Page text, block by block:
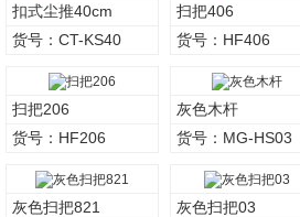
扣式尘推40cm
货号：CT-KS40
扫把406
货号：HF406
扫把206
货号：HF206
灰色木杆
货号：MG-HS03
灰色扫把821
灰色扫把03